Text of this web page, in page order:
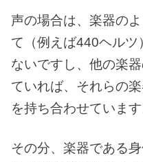
声の場合は、楽器の
て（例えば440ヘル
ないですし、他の楽
ていれば、それらの
を持ち合わせています
その分、楽器である